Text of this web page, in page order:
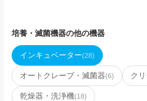
培養・滅菌機器の他の機器
インキュベーター(28)
オートクレーブ・滅菌器(6) ク
乾燥器・洗浄機(18)